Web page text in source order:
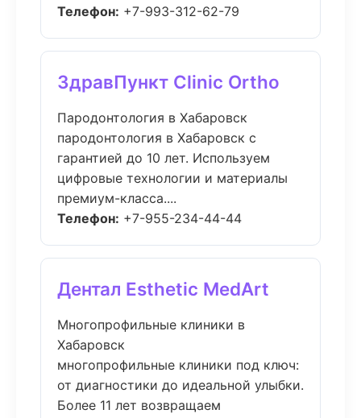
Телефон: +7-993-312-62-79
ЗдравПункт Clinic Ortho
Пародонтология в Хабаровск
пародонтология в Хабаровск с
гарантией до 10 лет. Используем
цифровые технологии и материалы
премиум-класса....
Телефон: +7-955-234-44-44
Дентал Esthetic MedArt
Многопрофильные клиники в
Хабаровск
многопрофильные клиники под ключ:
от диагностики до идеальной улыбки.
Более 11 лет возвращаем